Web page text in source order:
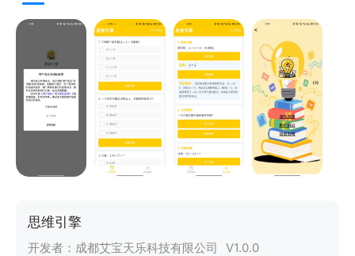
思维引擎
开发者： 成都艾宝天乐科技有限公司 V1.0.0